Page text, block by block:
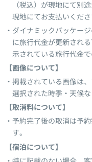
（税込）が現地にて別
現地にてお支払いくださ
ダイナミックパッケー
に旅行代金が更新され
示されている旅行代金
【画像について】
掲載されている画像は
選択された時季・天候
【取消料について】
予約完了後の取消は予
す。
【宿泊について】